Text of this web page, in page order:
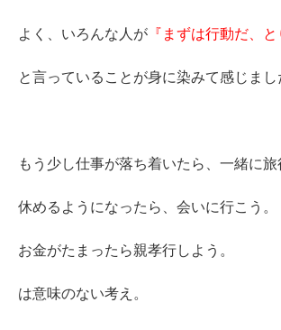
よく、いろんな人が 『まずは行動だ、
と言っていることが身に染みて感じまし
もう少し仕事が落ち着いたら、一緒に旅
休めるようになったら、会いに行こう。
お金がたまったら親孝行しよう。
は意味のない考え。